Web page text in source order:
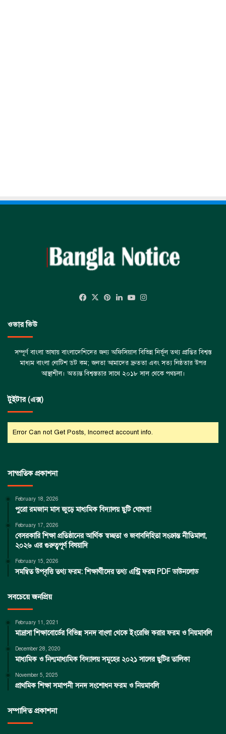
Facebook
X Pinterest
LinkedInYouTube
ওভার ভিউ
সম্পূর্ণ বাংলা ভাষায় বাংলাদেশিদের জন্য অফিসিয়াল বিভিন্ন নির্ভূল তথ্য প্রাপ্তির বিশ্বস্ত
মাধ্যম বাংলা নোটিশ ডট কম; জনতা আমাদের দ্রুততা এবং সত্য নিষ্ঠতার উপর
আস্থাশীল। অত্যন্ত বিশ্বস্ততার সাথে ২০১৮ সাল থেকে পথচলা।
টুইটার (এক্স)
Error Can not Get Posts, Incorrect account info.
সাম্প্রতিক প্রকাশনা
February 18, 2026
পুরো রমজান মাস জুড়ে মাধ্যমিক বিদ্যালয় ছুটি ঘোষণা!
February 17, 2026
বেসরকারি শিক্ষা প্রতিষ্ঠানের আর্থিক স্বচ্ছতা ও জবাবদিহিতা সংক্রান্ত নীতিমালা,
২০২৬ এর গুরুত্বপূর্ণ বিষয়াদি
February 15, 2026
সমন্বিত উপবৃত্তি তথ্য ফরম: শিক্ষার্থীদের তথ্য এন্ট্রি ফরম PDF ডাউনলোড
সবচেয়ে জনপ্রিয়
February 11, 2021
মাদ্রাসা শিক্ষাবোর্ডের বিভিন্ন সনদ বাংলা থেকে ইংরেজি করার ফরম ও নিয়মাবলি
December 28, 2020
মাধ্যমিক ও নিন্মমাধ্যমিক বিদ্যালয় সমূহের ২০২১ সালের ছুটির তালিকা
November 5, 2025
প্রাথমিক শিক্ষা সমাপনী সনদ সংশোধন ফরম ও নিয়মাবলি
সম্পাদিত প্রকাশনা